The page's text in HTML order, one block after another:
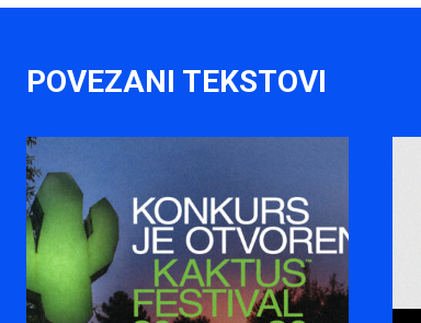
POVEZANI TEKSTOVI